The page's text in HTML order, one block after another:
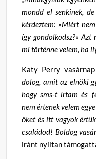
mondd el senkinek,
kérdeztem: »Miért
így gondolkodsz?« Azt
mi történne velem, ha
Katy Perry
dolog, amit az elnöki
hogy sms-t írtam és
nem értenek velem
őket és itt vagyok
családod! Boldog
iránt nyíltan